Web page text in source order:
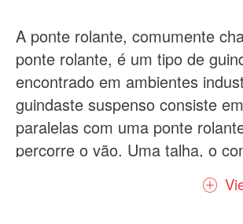
Braço giratório
Talha elétrica
Peças de reposição para
A ponte rolante, comumente
ponte rolante, é um tipo de
encontrado em ambientes
guindaste suspenso consiste
paralelas com uma ponte
percorre o vão. Uma talha, o
elevação de uma ponte rolante,
longo da ponte. Normalmente